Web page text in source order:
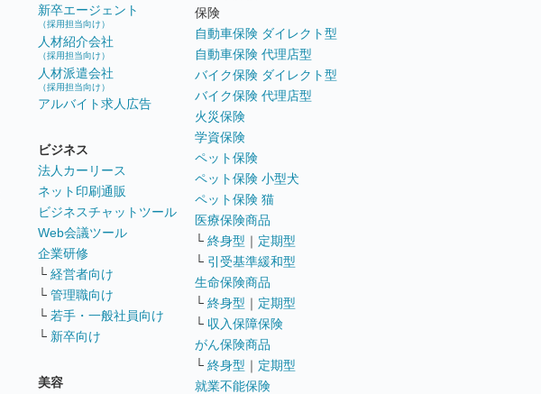
新卒エージェント
（採用担当向け）
人材紹介会社
（採用担当向け）
人材派遣会社
（採用担当向け）
アルバイト求人広告
ビジネス
法人カーリース
ネット印刷通販
ビジネスチャットツール
Web会議ツール
企業研修
└ 経営者向け
└ 管理職向け
└ 若手・一般社員向け
└ 新卒向け
美容
保険
自動車保険 ダイレクト型
自動車保険 代理店型
バイク保険 ダイレクト型
バイク保険 代理店型
火災保険
学資保険
ペット保険
ペット保険 小型犬
ペット保険 猫
医療保険商品
└ 終身型 ｜ 定期型
└ 引受基準緩和型
生命保険商品
└ 終身型 ｜ 定期型
└ 収入保障保険
がん保険商品
└ 終身型 ｜ 定期型
就業不能保険